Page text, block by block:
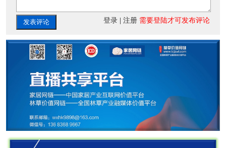
发表评论 登录 |注册 需要登陆才可发布评论